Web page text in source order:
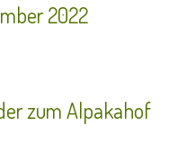
2022
zum Alpakahof